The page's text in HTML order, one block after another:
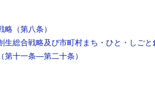
略 （第八条）
総合戦略及び市町村まち・ひと・しごと
（第十一条―第二十条）